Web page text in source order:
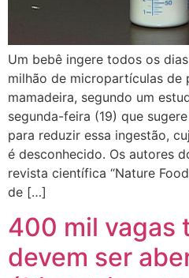
Um bebê ingere todos os
milhão de micropartículas de
mamadeira, segundo um
segunda-feira (19) que
para reduzir essa ingestão,
é desconhecido. Os autores
revista científica “Nature
de […]
400 mil vagas
devem ser